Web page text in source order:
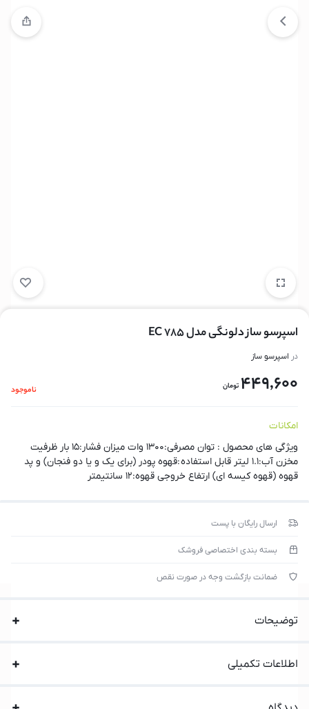
اسپرسو ساز دلونگی مدل EC 785
در اسپرسو ساز
449,600 تومان ناموجود
امکانات
ویژگی های محصول : توان مصرفی:۱۳۰۰ وات میزان فشار:۱۵ بار ظرفیت
مخزن آب:۱.۱ لیتر قابل استفاده :قهوه پودر (برای یک و یا دو فنجان) و پد
قهوه (قهوه کیسه ای) ارتفاع خروجی قهوه:۱۲ سانتیمتر
ارسال رایگان با پست
بسته بندی اختصاصی فروشک
ضمانت بازگشت وجه در صورت نقص
توضیحات
اطلاعات تکمیلی